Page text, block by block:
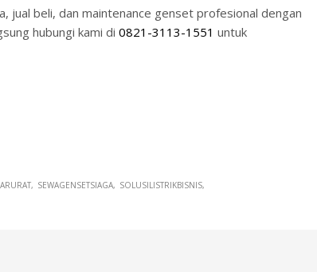
jual beli, dan maintenance genset profesional dengan
hubungi kami di 0821-3113-1551 untuk
SEWAGENSETSIAGA SOLUSILISTRIKBISNIS